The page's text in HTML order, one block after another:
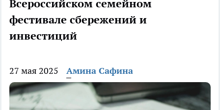
Всероссийском семейном
фестивале сбережений и
инвестиций
27 мая 2025 Амина Сафина